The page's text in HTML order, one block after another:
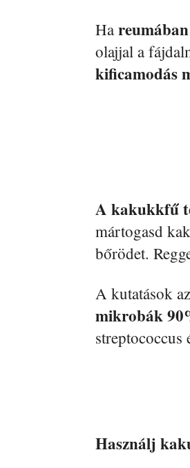
Ha reumában
olajjal a
kificamodás
A kakukkfű
mártogasd
bőrödet.
A kutatások
mikrobák
streptococcus
Használj